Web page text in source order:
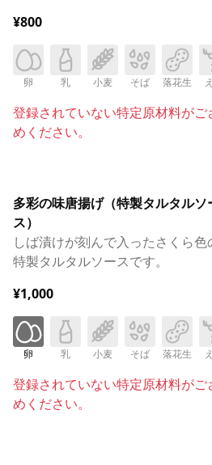
¥800
卵 乳 小麦 そば 落花生
登録されていない特定原材料が
めください。
多彩の味唐揚げ（特製タルタルソ
ス）
しば漬けが刻んで入ったさくら色
特製タルタルソースです。
¥1,000
卵 乳 小麦 そば 落花生
登録されていない特定原材料が
めください。